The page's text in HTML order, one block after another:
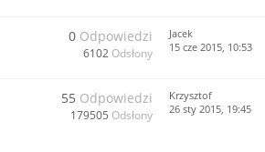
0 Odpowiedzi
6102 Odsłony
Jacek
15 cze 2015, 10:53
55 Odpowiedzi
179505 Odsłony
Krzysztof
26 sty 2015, 19:45